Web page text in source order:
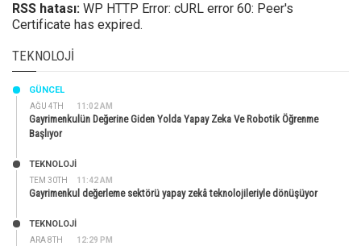
RSS hatası: WP HTTP Error: cURL error 60: Peer's
Certificate has expired.
TEKNOLOJI
AĞU 4TH 11:02 AM
GÜNCEL
Gayrimenkulün Değerine Giden Yolda Yapay Zeka Ve Robotik Öğrenme
Başlıyor
TEM 30TH 11:42 AM
TEKNOLOJİ
Gayrimenkul değerleme sektörü yapay zekâ teknolojileriyle dönüşüyor
ARA 8TH 12:29 PM
TEKNOLOJİ